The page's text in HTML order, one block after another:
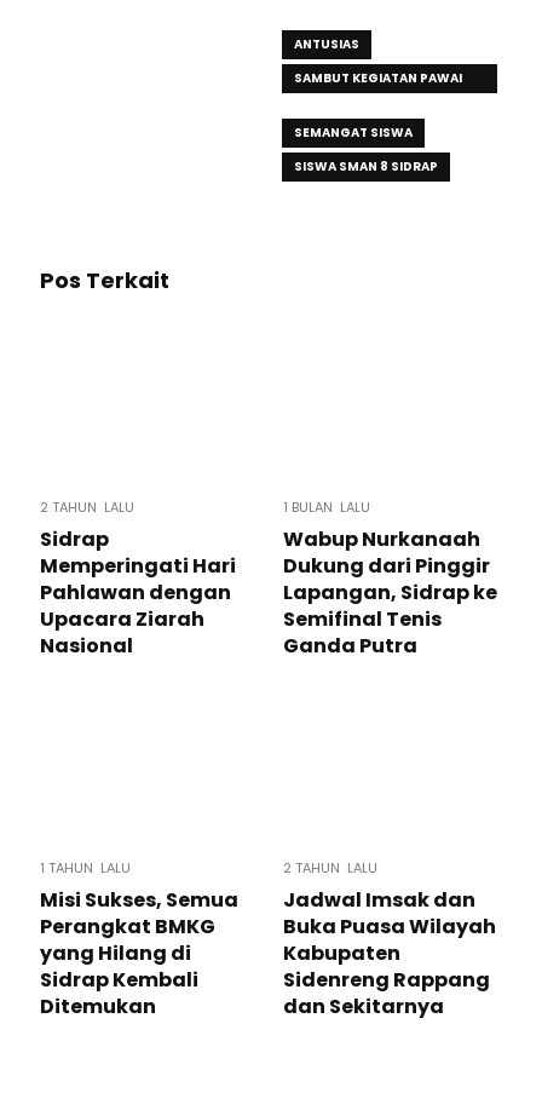
ANTUSIAS
SAMBUT KEGIATAN PAWAI
SEMANGAT SISWA
SISWA SMAN 8 SIDRAP
Pos Terkait
2 TAHUN LALU
Sidrap
Memperingati Hari
Pahlawan dengan
Upacara Ziarah
Nasional
1 BULAN LALU
Wabup Nurkanaah
Dukung dari Pinggir
Lapangan, Sidrap ke
Semifinal Tenis
Ganda Putra
1 TAHUN LALU
Misi Sukses, Semua
Perangkat BMKG
yang Hilang di
Sidrap Kembali
Ditemukan
2 TAHUN LALU
Jadwal Imsak dan
Buka Puasa Wilayah
Kabupaten
Sidenreng Rappang
dan Sekitarnya